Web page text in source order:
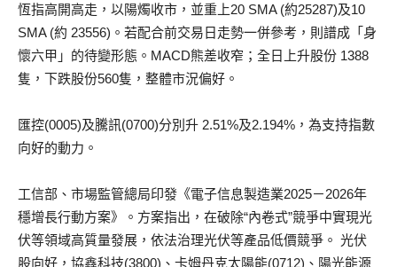
恆指高開高走，以陽燭收市，並重上20 SMA (約25287)及10
SMA (約 23556)。若配合前交易日走勢一併參考，則譜成「身
懷六甲」的待變形態。MACD熊差收窄；全日上升股份 1388
隻，下跌股份560隻，整體市況偏好。
匯控(0005)及騰訊(0700)分別升 2.51%及2.194%，為支持指數
向好的動力。
工信部、市場監管總局印發《電子信息製造業2025－2026年
穩增長行動方案》。方案指出，在破除“內卷式”競爭中實現光
伏等領域高質量發展，依法治理光伏等產品低價競爭。 光伏
股向好，協鑫科技(3800)、卡姆丹克太陽能(0712)、陽光能源